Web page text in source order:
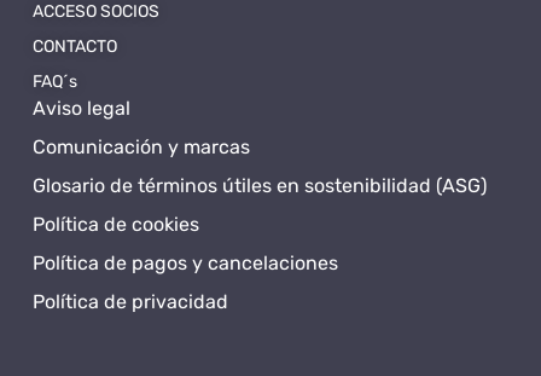
Aviso legal
Comunicación y marcas
Glosario de términos útiles en sostenibilidad (ASG)
Política de cookies
Política de pagos y cancelaciones
Política de privacidad
ACCESO SOCIOS
CONTACTO
FAQ´s